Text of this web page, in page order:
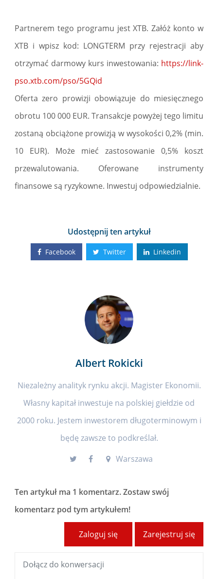
Partnerem tego programu jest XTB. Załóż konto w
XTB i wpisz kod: LONGTERM przy rejestracji aby
otrzymać darmowy kurs inwestowania: https://link-
pso.xtb.com/pso/5GQid
Oferta zero prowizji obowiązuje do miesięcznego
obrotu 100 000 EUR. Transakcje powyżej tego limitu
zostaną obciążone prowizją w wysokości 0,2% (min.
10 EUR). Może mieć zastosowanie 0,5% koszt
przewalutowania. Oferowane instrumenty
finansowe są ryzykowne. Inwestuj odpowiedzialnie.
Udostępnij ten artykuł
Facebook Twitter Linkedin
Albert Rokicki
Niezależny analityk rynku akcji. Magister Ekonomii.
Własny kapitał inwestuje na polskiej giełdzie od
2000 roku. Jestem inwestorem długoterminowym i
będę zawsze to podkreślał.
Warszawa
Ten artykuł ma 1 komentarz. Zostaw swój
komentarz pod tym artykułem!
Zarejestruj się
Zaloguj się